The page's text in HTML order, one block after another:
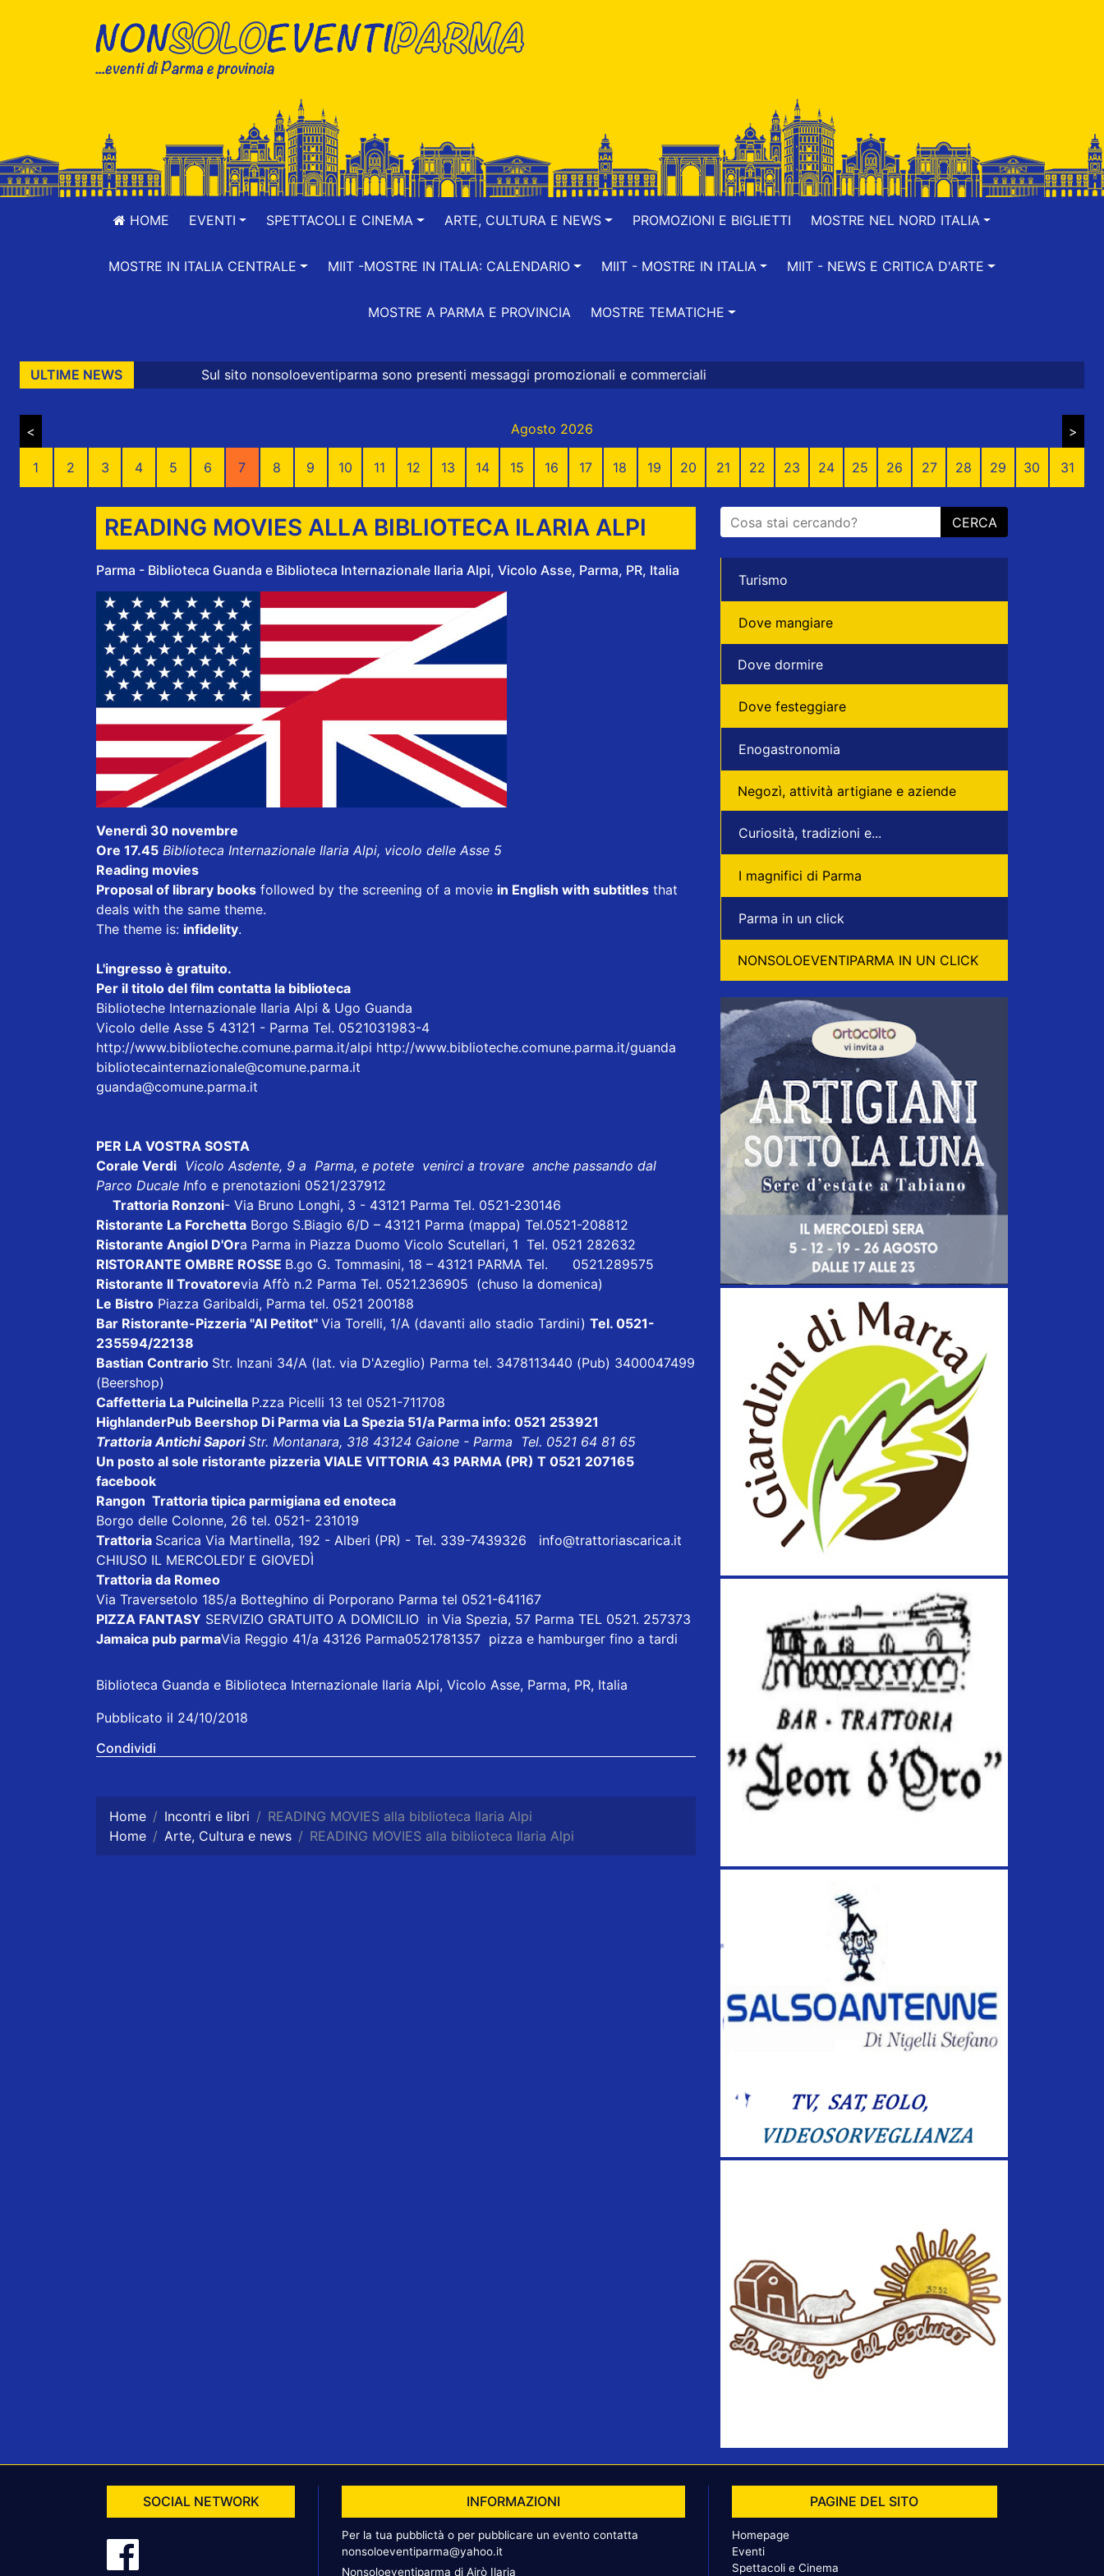
HOME EVENTI SPETTACOLI E CINEMA ARTE, CULTURA E NEWS PROMOZIONI E BIGLIETTI MOSTRE NEL NORD ITALIA
MOSTRE IN ITALIA CENTRALE MIIT -MOSTRE IN ITALIA: CALENDARIO MIIT - MOSTRE IN ITALIA MIIT - NEWS E CRITICA D'ARTE
MOSTRE A PARMA E PROVINCIA MOSTRE TEMATICHE
ULTIME NEWSSul sito nonsoloeventiparma sono presenti messaggi promozionali e commerciali
< Agosto 2026 >
1 2 3 4 5 6 7 8 9 10 11 12 13 14 15 16 17 18 19 20 21 22 23 24 25 26 27 28 29 30 31
READING MOVIES ALLA BIBLIOTECA ILARIA ALPI
Parma - Biblioteca Guanda e Biblioteca Internazionale Ilaria Alpi, Vicolo Asse, Parma, PR, Italia
Venerdì 30 novembre
Ore 17.45 Biblioteca Internazionale Ilaria Alpi, vicolo delle Asse 5
Reading movies
Proposal of library books followed by the screening of a movie in English with subtitles that
deals with the same theme.
The theme is: infidelity.
L'ingresso è gratuito.
Per il titolo del film contatta la biblioteca
Biblioteche Internazionale Ilaria Alpi & Ugo Guanda
Vicolo delle Asse 5 43121 - Parma Tel. 0521031983-4
http://www.biblioteche.comune.parma.it/alpi http://www.biblioteche.comune.parma.it/guanda
bibliotecainternazionale@comune.parma.it
guanda@comune.parma.it
PER LA VOSTRA SOSTA
Corale Verdi Vicolo Asdente, 9 a Parma, e potete venirci a trovare anche passando dal
Parco Ducale Info e prenotazioni 0521/237912
Trattoria Ronzoni- Via Bruno Longhi, 3 - 43121 Parma Tel. 0521-230146
Ristorante La Forchetta Borgo S.Biagio 6/D – 43121 Parma (mappa) Tel.0521-208812
Ristorante Angiol D'Ora Parma in Piazza Duomo Vicolo Scutellari, 1 Tel. 0521 282632
RISTORANTE OMBRE ROSSE B.go G. Tommasini, 18 – 43121 PARMA Tel. 0521.289575
Ristorante Il Trovatorevia Affò n.2 Parma Tel. 0521.236905 (chuso la domenica)
Le Bistro Piazza Garibaldi, Parma tel. 0521 200188
Bar Ristorante-Pizzeria "Al Petitot" Via Torelli, 1/A (davanti allo stadio Tardini) Tel. 0521-
235594/22138
Bastian Contrario Str. Inzani 34/A (lat. via D'Azeglio) Parma tel. 3478113440 (Pub) 3400047499
(Beershop)
Caffetteria La Pulcinella P.zza Picelli 13 tel 0521-711708
HighlanderPub Beershop Di Parma via La Spezia 51/a Parma info: 0521 253921
Trattoria Antichi SaporiStr. Montanara, 318 43124 Gaione - Parma Tel. 0521 64 81 65
Un posto al sole ristorante pizzeria VIALE VITTORIA 43 PARMA (PR) T 0521 207165
facebook
Rangon Trattoria tipica parmigiana ed enoteca
Borgo delle Colonne, 26 tel. 0521- 231019
Trattoria Scarica Via Martinella, 192 - Alberi (PR) - Tel. 339-7439326 info@trattoriascarica.it
CHIUSO IL MERCOLEDI’ E GIOVEDÌ
Trattoria da Romeo
Via Traversetolo 185/a Botteghino di Porporano Parma tel 0521-641167
PIZZA FANTASY SERVIZIO GRATUITO A DOMICILIO in Via Spezia, 57 Parma TEL 0521. 257373
Jamaica pub parmaVia Reggio 41/a 43126 Parma0521781357 pizza e hamburger fino a tardi
Biblioteca Guanda e Biblioteca Internazionale Ilaria Alpi, Vicolo Asse, Parma, PR, Italia
Pubblicato il 24/10/2018
Condividi
Home Incontri e libri
READING MOVIES alla biblioteca Ilaria Alpi
Home
Arte, Cultura e news READING MOVIES alla biblioteca Ilaria Alpi
CERCA
Turismo
Dove mangiare
Dove dormire
Dove festeggiare
Enogastronomia
Negozì, attività artigiane e aziende
Curiosità, tradizioni e...
I magnifici di Parma
Parma in un click
NONSOLOEVENTIPARMA IN UN CLICK
SOCIAL NETWORK INFORMAZIONI
Per la tua pubblictà o per pubblicare un evento contatta
nonsoloeventiparma@yahoo.it
Nonsoloeventiparma di Airò Ilaria
PAGINE DEL SITO
Homepage
Eventi
Spettacoli e Cinema